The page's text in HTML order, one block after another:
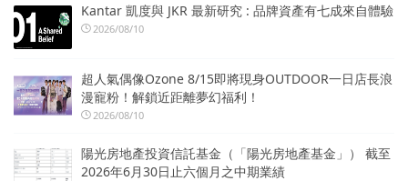
Kantar 凱度與 JKR 最新研究 : 品牌資產有七成來自體驗
2026/08/10
超人氣偶像Ozone 8/15即將現身OUTDOOR一日店長浪
漫寵粉！解鎖近距離夢幻福利！
2026/08/10
陽光房地產投資信託基金（「陽光房地產基金」） 截至
2026年6月30日止六個月之中期業績